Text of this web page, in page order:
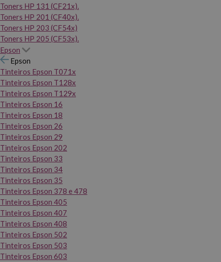
Toners HP 131 (CF21x).
Toners HP 201 (CF40x).
Toners HP 203 (CF54x)
Toners HP 205 (CF53x).
Epson
Epson
Tinteiros Epson T071x
Tinteiros Epson T128x
Tinteiros Epson T129x
Tinteiros Epson 16
Tinteiros Epson 18
Tinteiros Epson 26
Tinteiros Epson 29
Tinteiros Epson 202
Tinteiros Epson 33
Tinteiros Epson 34
Tinteiros Epson 35
Tinteiros Epson 378 e 478
Tinteiros Epson 405
Tinteiros Epson 407
Tinteiros Epson 408
Tinteiros Epson 502
Tinteiros Epson 503
Tinteiros Epson 603